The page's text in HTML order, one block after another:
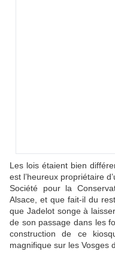
Les lois étaient bien
est l’heureux propriétaire
Société pour la
Alsace, et que fait-il du
que Jadelot songe à
de son passage dans les
construction de ce
magnifique sur les Vosges